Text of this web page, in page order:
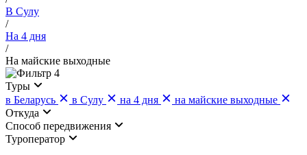
В Сулу
/
На 4 дня
/
На майские выходные
4
Туры
в Беларусь
в Сулу на 4 дня
на майские выходные
Откуда
Cпособ передвижения
Туроператор